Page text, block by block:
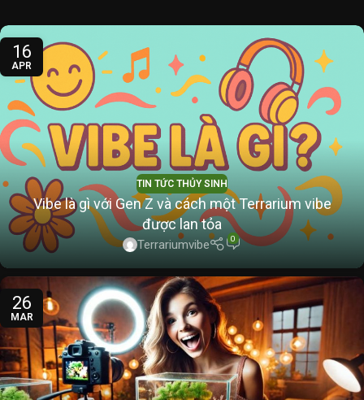
16
APR
TIN TỨC THỦY SINH
Vibe là gì với Gen Z và cách một Terrarium vibe
được lan tỏa
Terrariumvibe 0
26
MAR